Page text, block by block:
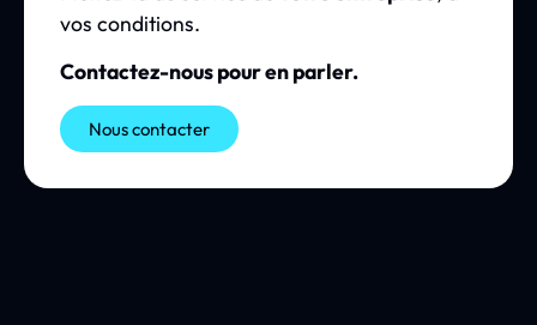
vos conditions.
Contactez-nous pour en parler.
Nous contacter